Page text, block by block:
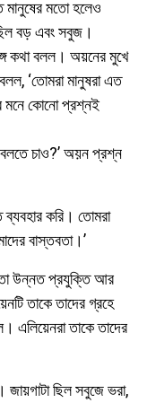
মানুষের মতো হলেও
বড় এবং সবুজ।
কথা বলল। অয়নের মুখে
‘তোমরা মানুষরা এত
মনে কোনো প্রশ্নই
চাও?’ অয়ন প্রশ্ন
করি। তোমরা
বাস্তবতা।’
উন্নত প্রযুক্তি আর
তাকে তাদের গ্রহে
এলিয়েনরা তাকে তাদের
জায়গাটা ছিল সবুজে ভরা,